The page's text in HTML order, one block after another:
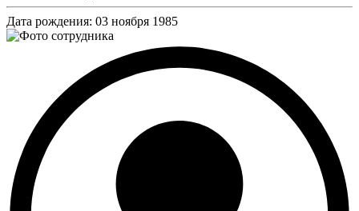
Дата рождения: 03 ноября 1985